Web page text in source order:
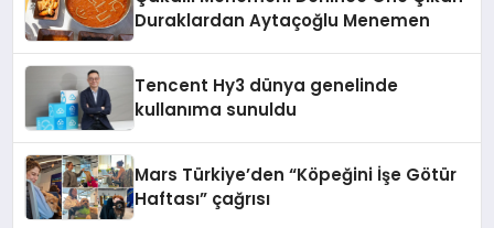
Duraklardan Aytaçoğlu Menemen
Tencent Hy3 dünya genelinde
kullanıma sunuldu
Mars Türkiye’den “Köpeğini İşe Götür
Haftası” çağrısı